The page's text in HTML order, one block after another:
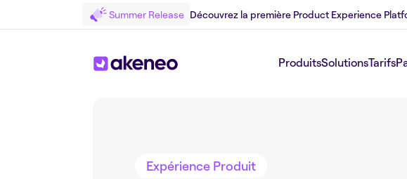
Summer Release Découvrez la première Product Experience
ProduitsSolutionsTarifs
Expérience Produit